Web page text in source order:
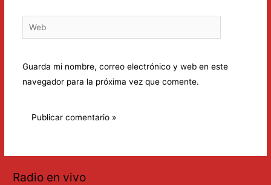
Web
Guarda mi nombre, correo electrónico y web en este
navegador para la próxima vez que comente.
Radio en vivo